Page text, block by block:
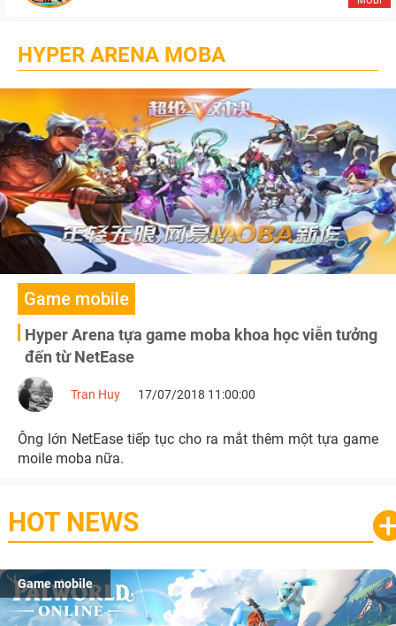
HYPER ARENA MOBA
Game mobile
Hyper Arena tựa game moba khoa học viễn tưởng
đến từ NetEase
Tran Huy 17/07/2018 11:00:00
Ông lớn NetEase tiếp tục cho ra mắt thêm một tựa game
moile moba nữa.
HOT NEWS
Game mobile